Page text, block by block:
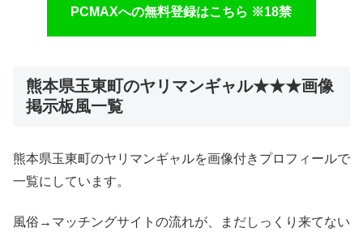
PCMAXへの無料登録はこちら ※18禁
熊本県玉東町のヤリマンギャル★★★画像
掲示板風一覧
熊本県玉東町のヤリマンギャルを画像付きプロフィールで
一覧にしています。
風俗→マッチングサイトの流れが、まだしっくり来てない